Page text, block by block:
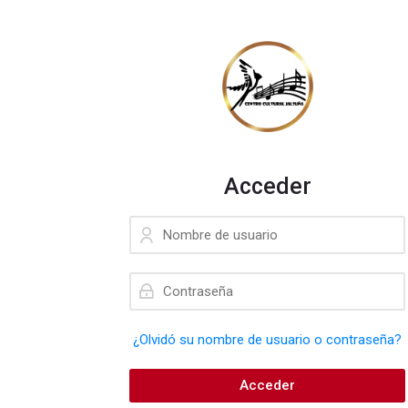
Acceder
Nombre de usuario
Contraseña
¿Olvidó su nombre de usuario o contraseña?
Acceder